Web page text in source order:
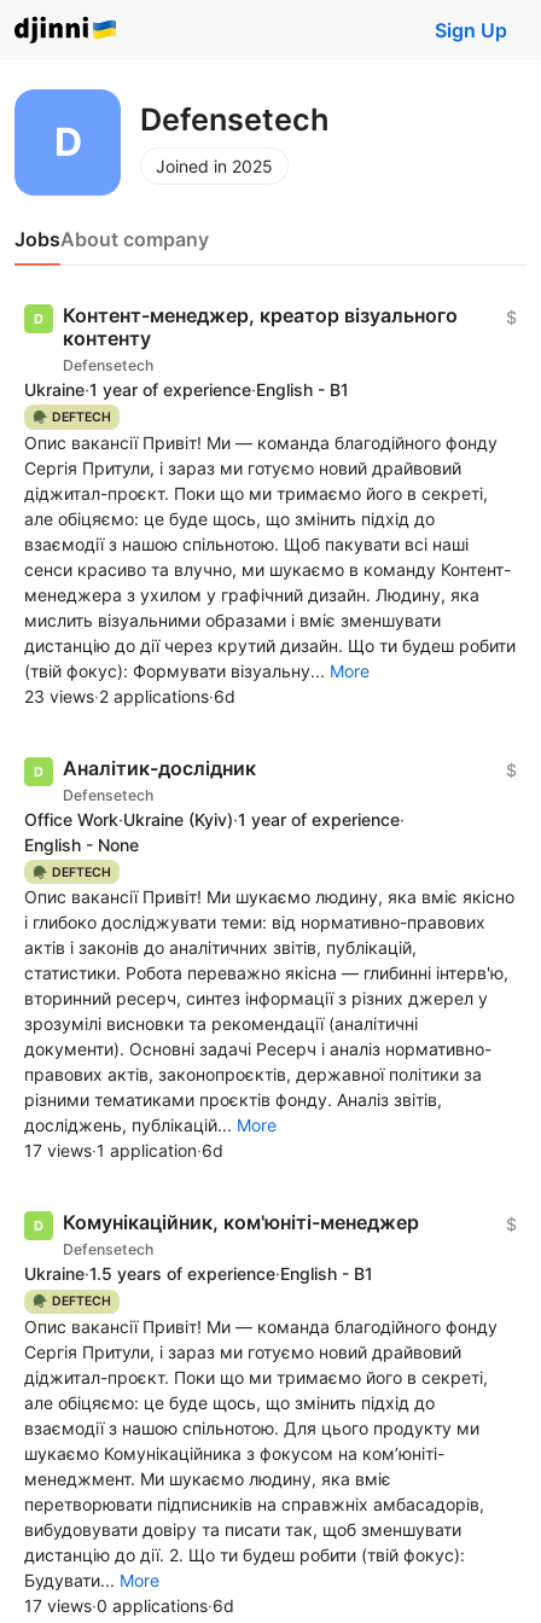
Sign Up
Defensetech
Joined in 2025
JobsAbout company
Контент-менеджер, креатор візуального
контенту
Defensetech
$
Ukraine·1 year of experience·English - B1
🪖 DEFTECH
Опис вакансії Привіт! Ми — команда благодійного фонду
Сергія Притули, і зараз ми готуємо новий драйвовий
діджитал-проєкт. Поки що ми тримаємо його в секреті,
але обіцяємо: це буде щось, що змінить підхід до
взаємодії з нашою спільнотою. Щоб пакувати всі наші
сенси красиво та влучно, ми шукаємо в команду Контент-
менеджера з ухилом у графічний дизайн. Людину, яка
мислить візуальними образами і вміє зменшувати
дистанцію до дії через крутий дизайн. Що ти будеш робити
(твій фокус): Формувати візуальну... More
23 views·2 applications·6d
Аналітик-дослідник
Defensetech
$
Office Work·Ukraine (Kyiv)·1 year of experience·
English - None
🪖 DEFTECH
Опис вакансії Привіт! Ми шукаємо людину, яка вміє якісно
і глибоко досліджувати теми: від нормативно-правових
актів і законів до аналітичних звітів, публікацій,
статистики. Робота переважно якісна — глибинні інтерв'ю,
вторинний ресерч, синтез інформації з різних джерел у
зрозумілі висновки та рекомендації (аналітичні
документи). Основні задачі Ресерч і аналіз нормативно-
правових актів, законопроєктів, державної політики за
різними тематиками проєктів фонду. Аналіз звітів,
досліджень, публікацій... More
17 views·1 application·6d
Комунікаційник, ком'юніті-менеджер
Defensetech
$
Ukraine·1.5 years of experience·English - B1
🪖 DEFTECH
Опис вакансії Привіт! Ми — команда благодійного фонду
Сергія Притули, і зараз ми готуємо новий драйвовий
діджитал-проєкт. Поки що ми тримаємо його в секреті,
але обіцяємо: це буде щось, що змінить підхід до
взаємодії з нашою спільнотою. Для цього продукту ми
шукаємо Комунікаційника з фокусом на ком’юніті-
менеджмент. Ми шукаємо людину, яка вміє
перетворювати підписників на справжніх амбасадорів,
вибудовувати довіру та писати так, щоб зменшувати
дистанцію до дії. 2. Що ти будеш робити (твій фокус):
Будувати... More
17 views·0 applications·6d